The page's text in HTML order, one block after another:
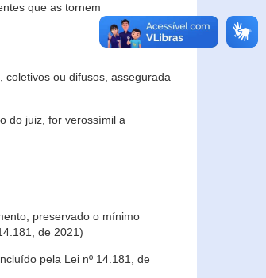
que as tornem
ou difusos, assegurada
do juiz, for verossímil a
preservado o mínimo
de 2021)
pela Lei nº 14.181, de